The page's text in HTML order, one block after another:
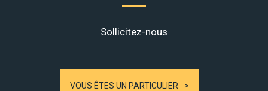
Sollicitez-nous
VOUS ÊTES UN PARTICULIER